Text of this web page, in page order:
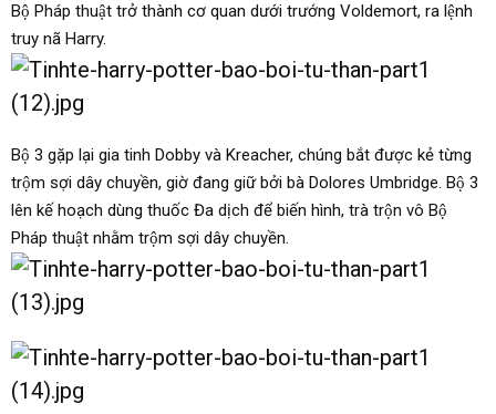
Bộ Pháp thuật trở thành cơ quan dưới trướng Voldemort, ra lệnh
truy nã Harry.
Bộ 3 gặp lại gia tinh Dobby và Kreacher, chúng bắt được kẻ từng
trộm sợi dây chuyền, giờ đang giữ bởi bà Dolores Umbridge. Bộ 3
lên kế hoạch dùng thuốc Đa dịch để biến hình, trà trộn vô Bộ
Pháp thuật nhằm trộm sợi dây chuyền.